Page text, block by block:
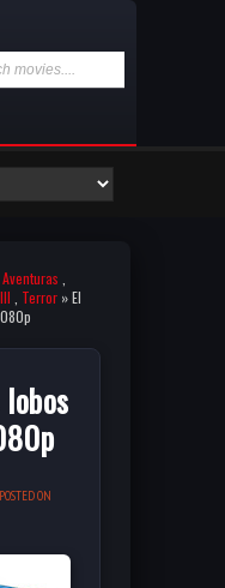
Aventuras
Terror » El
POSTED ON